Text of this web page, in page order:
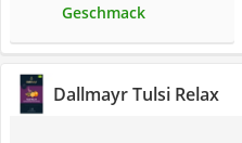
Geschmack
Dallmayr Tulsi Relax